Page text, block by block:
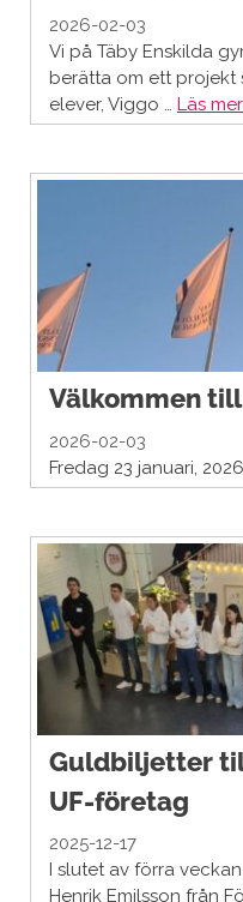
2026-02-03
Vi på Täby Enskilda
berätta om ett projekt
elever, Viggo … Läs mer
Välkommen
2026-02-03
Fredag 23 januari, 2026
Guldbiljetter
UF-företag
2025-12-17
I slutet av förra
Henrik Emilsson från